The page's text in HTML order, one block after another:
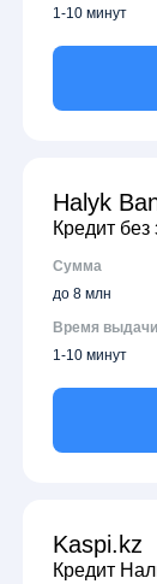
1-10 минут
Halyk
Кредит без
Сумма
до 8 млн
Время выдачи
1-10 минут
Kaspi.kz
Кредит